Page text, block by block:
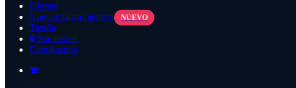
Ofertas
Nuevos lanzamientos
NUEVO
Tienda
Sucursales
Contáctenos